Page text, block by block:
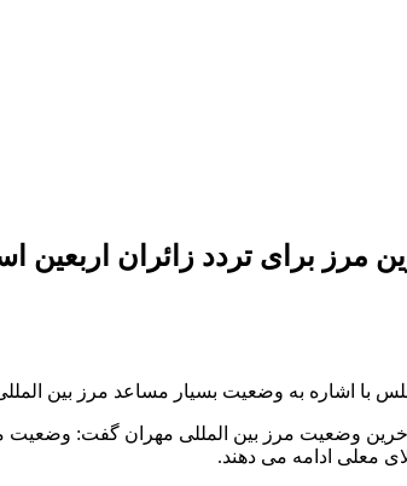
مرز برای تردد زائران اربعین
با اشاره به وضعیت بسیار مساعد مرز بین
آخرین وضعیت مرز بین المللی مهران گفت:
معلی ادامه می دهند.